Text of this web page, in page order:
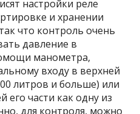
настройки реле
и хранении
что контроль очень
давление в
манометра,
входу в верхней
литров и больше) или
его части как одну из
для контроля, можно